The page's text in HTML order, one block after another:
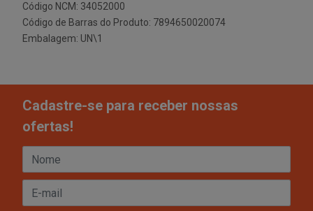
Código NCM: 34052000
Código de Barras do Produto: 7894650020074
Embalagem: UN\1
Cadastre-se para receber nossas
ofertas!